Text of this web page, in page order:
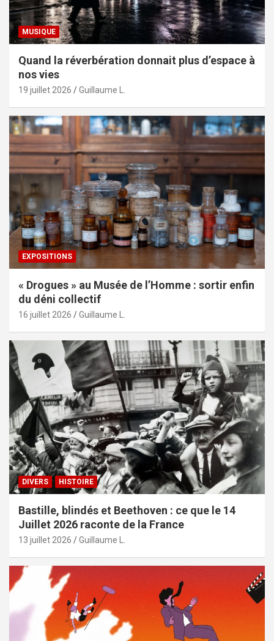
MUSIQUE
Quand la réverbération donnait plus d’espace à
nos vies
19 juillet 2026 Guillaume L.
EXPOSITIONS
« Drogues » au Musée de l’Homme : sortir enfin
du déni collectif
16 juillet 2026 Guillaume L.
DIVERS HISTOIRE
Bastille, blindés et Beethoven : ce que le 14
Juillet 2026 raconte de la France
13 juillet 2026 Guillaume L.